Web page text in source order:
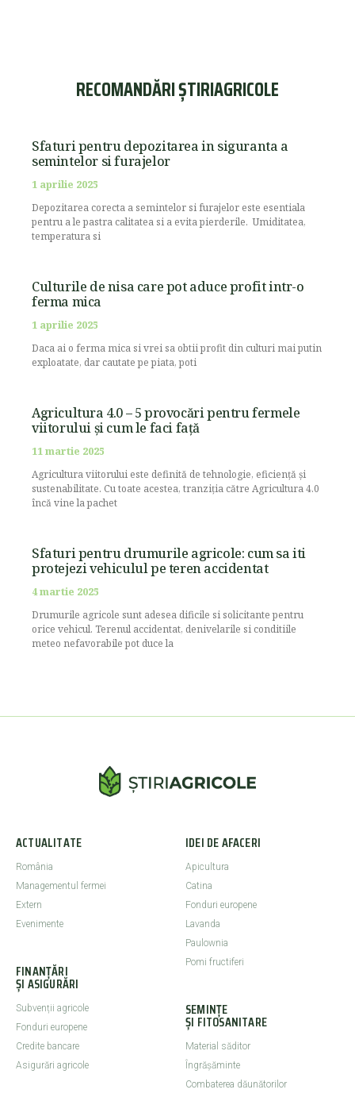
RECOMANDĂRI ȘTIRIAGRICOLE
Sfaturi pentru depozitarea in siguranta a
semintelor si furajelor
1 aprilie 2025
Depozitarea corecta a semintelor si furajelor este esentiala
pentru a le pastra calitatea si a evita pierderile. Umiditatea,
temperatura si
Culturile de nisa care pot aduce profit intr-o
ferma mica
1 aprilie 2025
Daca ai o ferma mica si vrei sa obtii profit din culturi mai putin
exploatate, dar cautate pe piata, poti
Agricultura 4.0 – 5 provocări pentru fermele
viitorului și cum le faci față
11 martie 2025
Agricultura viitorului este definită de tehnologie, eficiență și
sustenabilitate. Cu toate acestea, tranziția către Agricultura 4.0
încă vine la pachet
Sfaturi pentru drumurile agricole: cum sa iti
protejezi vehiculul pe teren accidentat
4 martie 2025
Drumurile agricole sunt adesea dificile si solicitante pentru
orice vehicul. Terenul accidentat, denivelarile si conditiile
meteo nefavorabile pot duce la
ACTUALITATE
România
Managementul fermei
Extern
Evenimente
FINANȚĂRI
ȘI ASIGURĂRI
Subvenții agricole
Fonduri europene
Credite bancare
Asigurări agricole
IDEI DE AFACERI
Apicultura
Catina
Fonduri europene
Lavanda
Paulownia
Pomi fructiferi
SEMINȚE
ȘI FITOSANITARE
Material săditor
Îngrășăminte
Combaterea dăunătorilor